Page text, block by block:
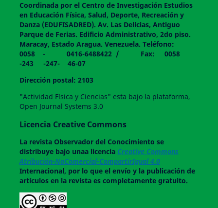
Coordinada por el Centro de Investigación Estudios
en Educación Física, Salud, Deporte, Recreación y
Danza (EDUFISADRED). Av. Las Delicias, Antiguo
Parque de Ferias. Edificio Administrativo, 2do piso.
Maracay, Estado Aragua. Venezuela. Teléfono:
0058 - 0416-6488422 / Fax: 0058
-243 -247- 46-07
Dirección postal: 2103
"Actividad Física y Ciencias" esta bajo la plataforma,
Open Journal Systems 3.0
Licencia Creative Commons
La revistaObservador del Conocimiento se
distribuye bajo unaa licencia Creative Commons
Atribución-NoComercial-CompartirIgual 4.0
Internacional, por lo que el envío y la publicación de
artículos en la revista es completamente gratuito.